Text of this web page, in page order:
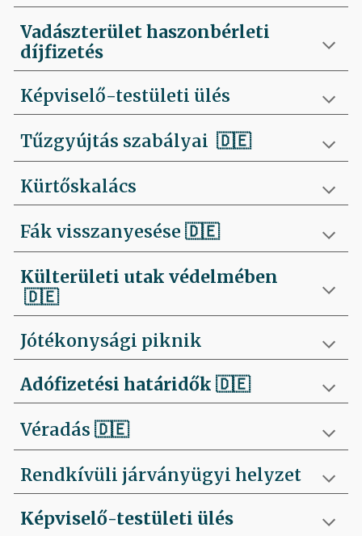
Vadászterület haszonbérleti
díjfizetés
Képviselő-testületi ülés
Tűzgyújtás szabályai🇩🇪
Kürtőskalács
Fák visszanyesése🇩🇪
Külterületi utak védelmében
🇩🇪
Jótékonysági piknik
Adófizetési határidők🇩🇪
Véradás🇩🇪
Rendkívüli járványügyi helyzet
Képviselő-testületi ülés